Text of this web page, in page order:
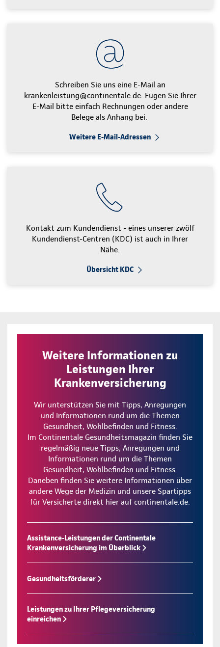
Schreiben Sie uns eine E-Mail an
krankenleistung@continentale.de. Fügen Sie Ihrer
E-Mail bitte einfach Rechnungen oder andere
Belege als Anhang bei.
Weitere E-Mail-Adressen
Kontakt zum Kundendienst - eines unserer zwölf
Kundendienst-Centren (KDC) ist auch in Ihrer
Nähe.
Übersicht KDC
Weitere Informationen zu
Leistungen Ihrer
Krankenversicherung
Wir unterstützen Sie mit Tipps, Anregungen
und Informationen rund um die Themen
Gesundheit, Wohlbefinden und Fitness.
Im Continentale Gesundheitsmagazin finden Sie
regelmäßig neue Tipps, Anregungen und
Informationen rund um die Themen
Gesundheit, Wohlbefinden und Fitness.
Daneben finden Sie weitere Informationen über
andere Wege der Medizin und unsere Spartipps
für Versicherte direkt hier auf continentale.de.
Assistance-Leistungen der Continentale
Krankenversicherung im Überblick
Gesundheitsförderer
Leistungen zu Ihrer Pflegeversicherung
einreichen